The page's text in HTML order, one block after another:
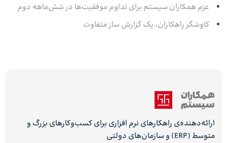
عزم همکاران سیستم برای تداوم موفقیت‌ها در شش‌ماهه‌ دوم
کاوشگر راهکاران، یک گزارش ساز متفاوت
ارائه‌دهنده‌ی راهکارهای نرم افزاری برای کسب‌وکارهای بزرگ و
متوسط (ERP) و سازمان‌های دولتی